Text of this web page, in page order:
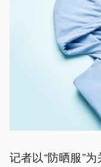
记者以“防晒服”